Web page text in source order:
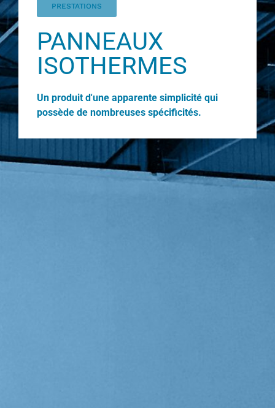
PRESTATIONS
PANNEAUX
ISOTHERMES
Un produit d'une apparente simplicité qui
possède de nombreuses spécificités.